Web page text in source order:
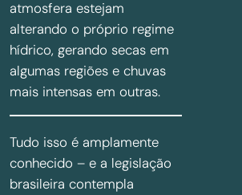
atmosfera estejam
alterando o próprio regime
hídrico, gerando secas em
algumas regiões e chuvas
mais intensas em outras.
Tudo isso é amplamente
conhecido – e a legislação
brasileira contempla